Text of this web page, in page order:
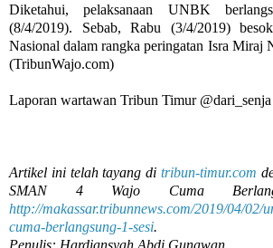
Diketahui, pelaksanaan UNBK
(8/4/2019). Sebab, Rabu (3/4/2019)
Nasional dalam rangka peringatan Isra Miraj
(TribunWajo.com)
Laporan wartawan Tribun Timur @dari_senja
Artikel ini telah tayang di tribun-timur.com
SMAN 4 Wajo Cuma
http://makassar.tribunnews.com/2019/04/02/
cuma-berlangsung-1-sesi.